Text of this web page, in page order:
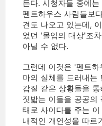
든다. 시청자들 중에
펜트하우스 사람들보
견도 나오고 있는데,
었던 '몰입의 대상'조
아닐 수 없다.
그런데 이것은 '펜트
마의 실체를 드러내는
갑질 같은 상황들을
짓밟는 이들을 공공의
태로 사이다를 주는
내적인 개연성을 따르